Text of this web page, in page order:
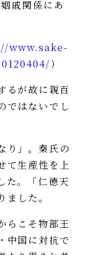
戚関係にあ
www.sake-
）
るが故に親百
ではないでし
り」。秦氏の
て生産性を上
た。「仁徳天
した。
らこそ物部王
中国に対抗で